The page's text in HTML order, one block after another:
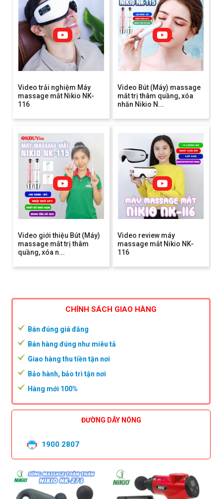
Video trải nghiệm Máy
massage mắt Nikio NK-
116
Video Bút (Máy) massage
mắt trị thâm quầng, xóa
nhăn Nikio N...
Video giới thiệu Bút (Máy)
massage mắt trị thâm
quầng, xóa n...
Video review máy
massage mắt Nikio NK-
116
CHÍNH SÁCH GIAO HÀNG
Bán đúng giá đăng
Bán hàng đúng như miêu tả
Giao hàng thu tiền tận nơi
Bảo hành, bảo trì tận nơi
Hàng mới 100%
ĐƯỜNG DÂY NÓNG
1900 2807